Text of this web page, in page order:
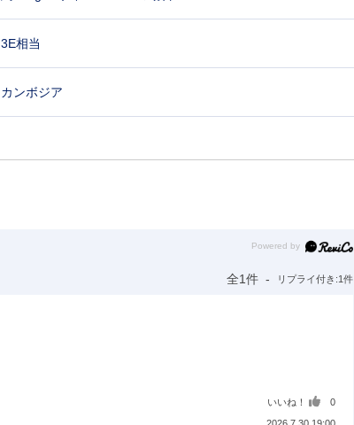
3E相当
カンボジア
Powered by
全1件 リプライ付き:1件
いいね！
0